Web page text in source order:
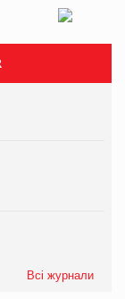
Всі журнали